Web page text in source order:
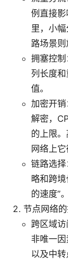
例直接
里，小
路场景则
拥塞控
列长度
值。
加密开
解密，
的上限
网络上它
链路选
略和跨
的速度”。
节点网络
跨区域
非唯一
以及中转